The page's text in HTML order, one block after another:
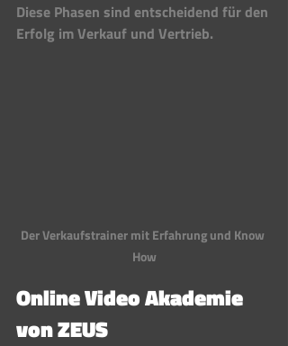
Diese Phasen sind entscheidend für den
Erfolg im Verkauf und Vertrieb.
Der Verkaufstrainer mit Erfahrung und Know
How
Online Video Akademie
von ZEUS